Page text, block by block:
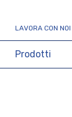
LAVORA CON NOI
Prodotti